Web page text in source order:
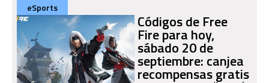
eSports
Códigos de Free
Fire para hoy,
sábado 20 de
septiembre: canjea
recompensas gratis